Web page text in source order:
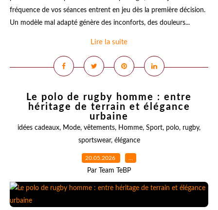
fréquence de vos séances entrent en jeu dès la première décision.
Un modèle mal adapté génère des inconforts, des douleurs...
Lire la suite
Le polo de rugby homme : entre
héritage de terrain et élégance
urbaine
idées cadeaux, Mode, vêtements, Homme, Sport, polo, rugby,
sportswear, élégance
20.05.2026 …
Par Team TeBP